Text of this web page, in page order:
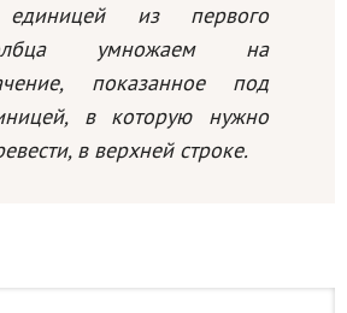
из первого
умножаем на
показанное под
в которую нужно
в верхней строке.